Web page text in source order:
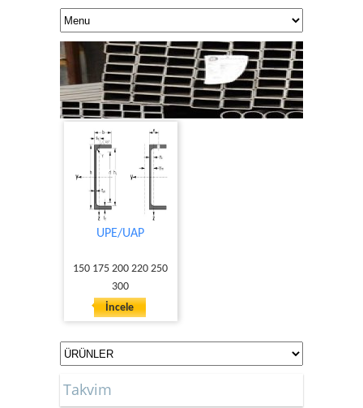
UPE/UAP
150 175 200 220 250
300
İncele
Takvim